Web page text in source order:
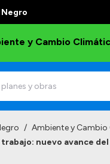
y Cambio
/ Ambiente y
nuevo avance